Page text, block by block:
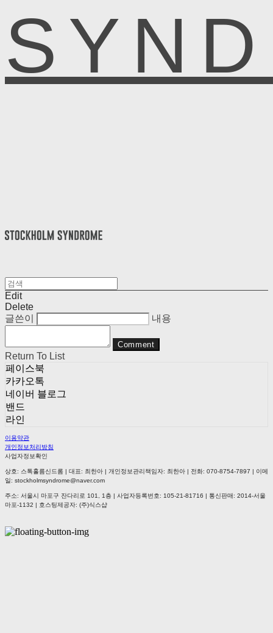
Edit
Delete
글쓴이
내용
Comment
Return To List
페이스북
카카오톡
네이버 블로그
밴드
라인
이용약관
개인정보처리방침
사업자정보확인
상호: 스톡홀름신드롬 | 대표: 최한아 | 개인정보관리책임자: 최한아 | 전화: 070-8754-7897 | 이메
일: stockholmsyndrome@naver.com
주소: 서울시 마포구 잔다리로 101, 1층 | 사업자등록번호: 105-21-81716 | 통신판매: 2014-서울
마포-1132 | 호스팅제공자: (주)식스샵